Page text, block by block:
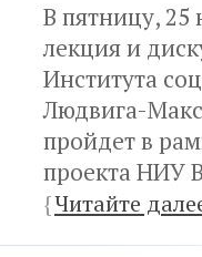
В пятницу, 25
лекция и
Института
Людвига-
пройдет в
проекта НИУ
{Читайте